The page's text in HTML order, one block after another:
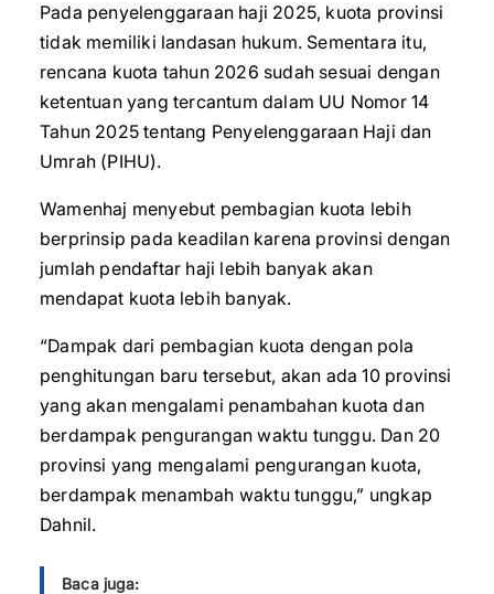
Pada penyelenggaraan haji 2025, kuota provinsi
tidak memiliki landasan hukum. Sementara itu,
rencana kuota tahun 2026 sudah sesuai dengan
ketentuan yang tercantum dalam UU Nomor 14
Tahun 2025 tentang Penyelenggaraan Haji dan
Umrah (PIHU).
Wamenhaj menyebut pembagian kuota lebih
berprinsip pada keadilan karena provinsi dengan
jumlah pendaftar haji lebih banyak akan
mendapat kuota lebih banyak.
“Dampak dari pembagian kuota dengan pola
penghitungan baru tersebut, akan ada 10 provinsi
yang akan mengalami penambahan kuota dan
berdampak pengurangan waktu tunggu. Dan 20
provinsi yang mengalami pengurangan kuota,
berdampak menambah waktu tunggu,” ungkap
Dahnil.
Baca juga: